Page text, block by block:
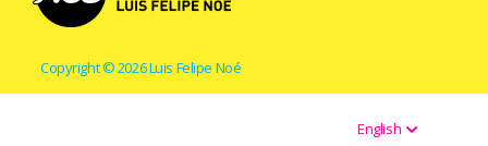
Copyright © 2026 Luis Felipe Noé
English